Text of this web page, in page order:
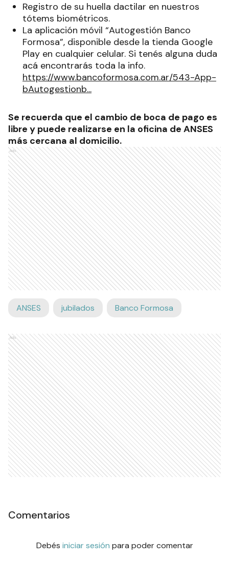
Registro de su huella dactilar en nuestros
tótems biométricos.
La aplicación móvil “Autogestión Banco
Formosa”, disponible desde la tienda Google
Play en cualquier celular. Si tenés alguna duda
acá encontrarás toda la info.
https://www.bancoformosa.com.ar/543-App-
bAutogestionb...
Se recuerda que el cambio de boca de pago es
libre y puede realizarse en la oficina de ANSES
más cercana al domicilio.
Ads
ANSES jubilados Banco Formosa
Ads
Comentarios
Debés iniciar sesión para poder comentar